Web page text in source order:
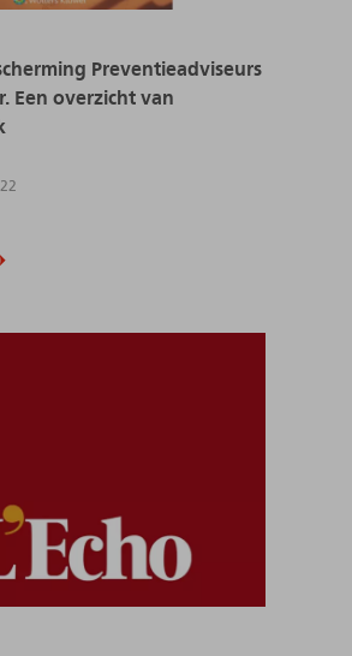
Preventieadviseurs
Een overzicht van